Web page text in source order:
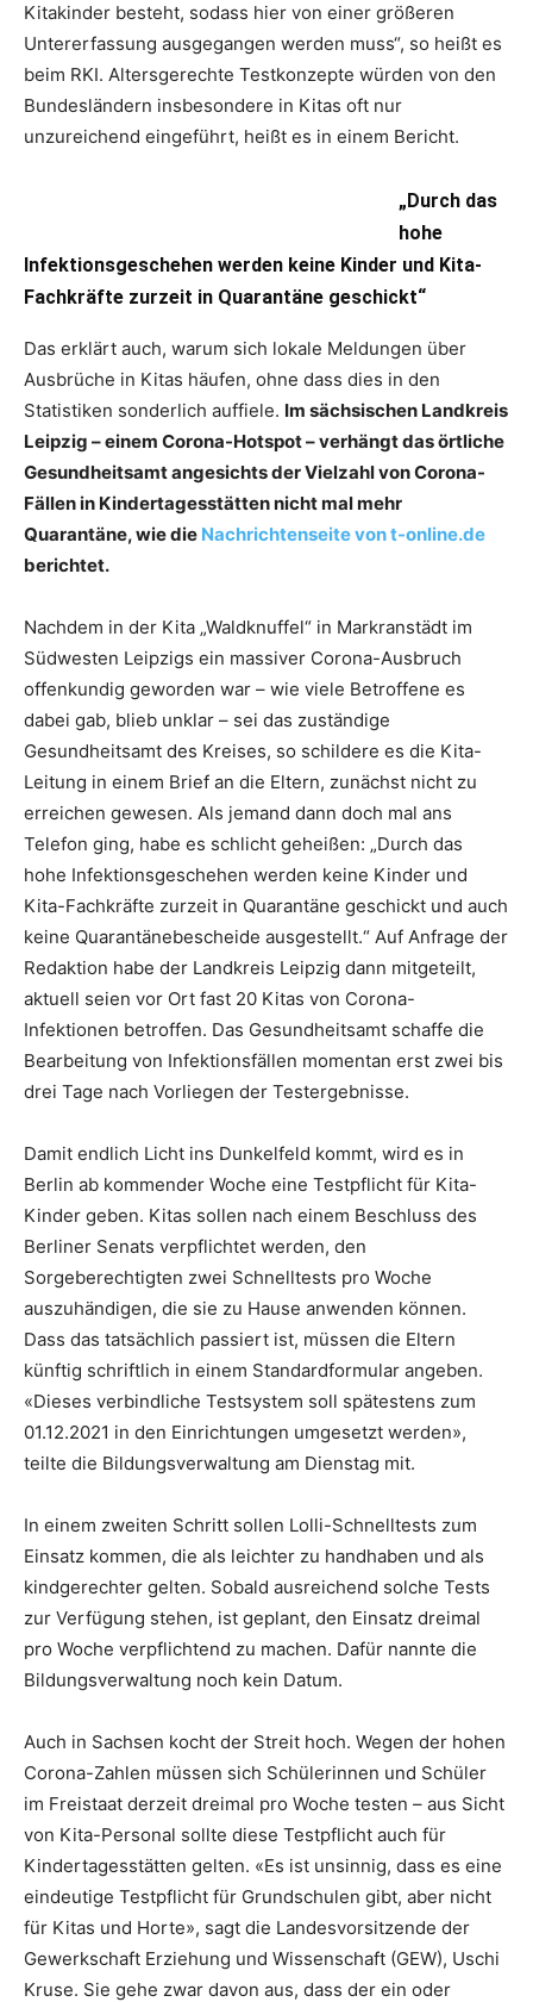
Kitakinder besteht, sodass hier von einer größeren
Untererfassung ausgegangen werden muss“, so heißt es
beim RKI. Altersgerechte Testkonzepte würden von den
Bundesländern insbesondere in Kitas oft nur
unzureichend eingeführt, heißt es in einem Bericht.
„Durch das
hohe
Infektionsgeschehen werden keine Kinder und Kita-
Fachkräfte zurzeit in Quarantäne geschickt“
Das erklärt auch, warum sich lokale Meldungen über
Ausbrüche in Kitas häufen, ohne dass dies in den
Statistiken sonderlich auffiele. Im sächsischen Landkreis
Leipzig – einem Corona-Hotspot – verhängt das örtliche
Gesundheitsamt angesichts der Vielzahl von Corona-
Fällen in Kindertagesstätten nicht mal mehr
Quarantäne, wie die Nachrichtenseite von t-online.de
berichtet.
Nachdem in der Kita „Waldknuffel“ in Markranstädt im
Südwesten Leipzigs ein massiver Corona-Ausbruch
offenkundig geworden war – wie viele Betroffene es
dabei gab, blieb unklar – sei das zuständige
Gesundheitsamt des Kreises, so schildere es die Kita-
Leitung in einem Brief an die Eltern, zunächst nicht zu
erreichen gewesen. Als jemand dann doch mal ans
Telefon ging, habe es schlicht geheißen: „Durch das
hohe Infektionsgeschehen werden keine Kinder und
Kita-Fachkräfte zurzeit in Quarantäne geschickt und auch
keine Quarantänebescheide ausgestellt.“ Auf Anfrage der
Redaktion habe der Landkreis Leipzig dann mitgeteilt,
aktuell seien vor Ort fast 20 Kitas von Corona-
Infektionen betroffen. Das Gesundheitsamt schaffe die
Bearbeitung von Infektionsfällen momentan erst zwei bis
drei Tage nach Vorliegen der Testergebnisse.
Damit endlich Licht ins Dunkelfeld kommt, wird es in
Berlin ab kommender Woche eine Testpflicht für Kita-
Kinder geben. Kitas sollen nach einem Beschluss des
Berliner Senats verpflichtet werden, den
Sorgeberechtigten zwei Schnelltests pro Woche
auszuhändigen, die sie zu Hause anwenden können.
Dass das tatsächlich passiert ist, müssen die Eltern
künftig schriftlich in einem Standardformular angeben.
«Dieses verbindliche Testsystem soll spätestens zum
01.12.2021 in den Einrichtungen umgesetzt werden»,
teilte die Bildungsverwaltung am Dienstag mit.
In einem zweiten Schritt sollen Lolli-Schnelltests zum
Einsatz kommen, die als leichter zu handhaben und als
kindgerechter gelten. Sobald ausreichend solche Tests
zur Verfügung stehen, ist geplant, den Einsatz dreimal
pro Woche verpflichtend zu machen. Dafür nannte die
Bildungsverwaltung noch kein Datum.
Auch in Sachsen kocht der Streit hoch. Wegen der hohen
Corona-Zahlen müssen sich Schülerinnen und Schüler
im Freistaat derzeit dreimal pro Woche testen – aus Sicht
von Kita-Personal sollte diese Testpflicht auch für
Kindertagesstätten gelten. «Es ist unsinnig, dass es eine
eindeutige Testpflicht für Grundschulen gibt, aber nicht
für Kitas und Horte», sagt die Landesvorsitzende der
Gewerkschaft Erziehung und Wissenschaft (GEW), Uschi
Kruse. Sie gehe zwar davon aus, dass der ein oder